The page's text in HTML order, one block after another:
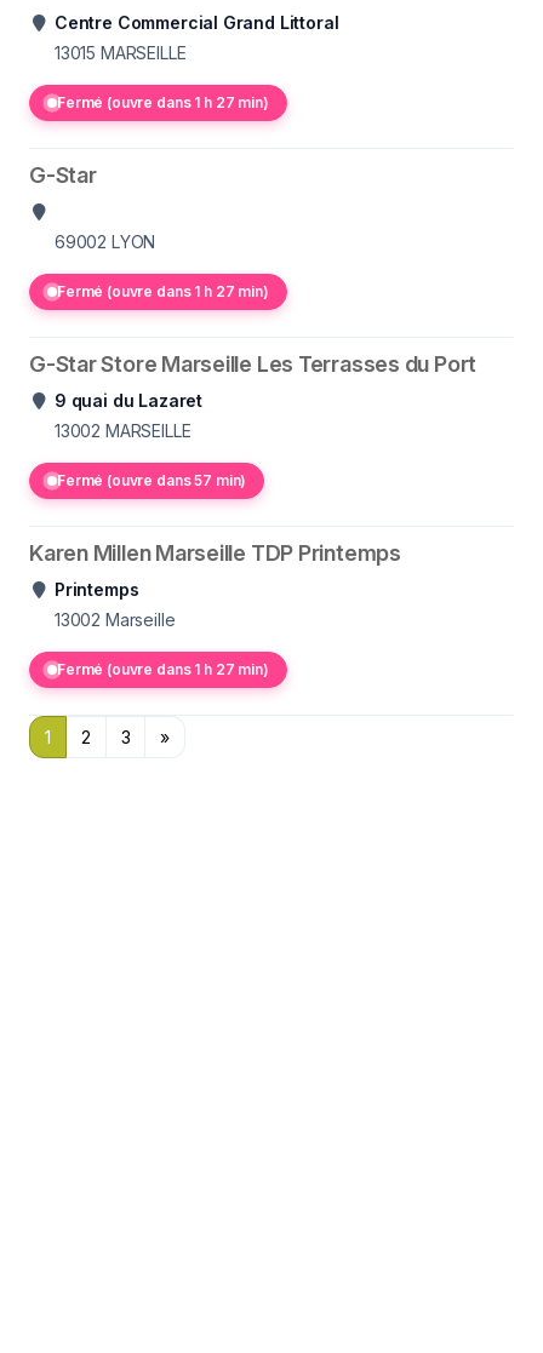
Centre Commercial Grand Littoral
13015 MARSEILLE
Fermé (ouvre dans 1 h 27 min)
G-Star
69002 LYON
Fermé (ouvre dans 1 h 27 min)
G-Star Store Marseille Les Terrasses du Port
9 quai du Lazaret
13002 MARSEILLE
Fermé (ouvre dans 57 min)
Karen Millen Marseille TDP Printemps
Printemps
13002 Marseille
Fermé (ouvre dans 1 h 27 min)
1 2 3 »